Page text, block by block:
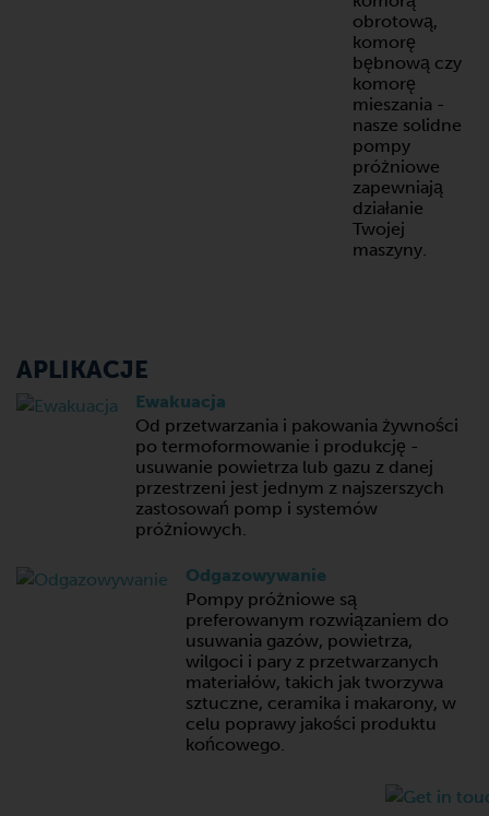
obrotową,
komorę
bębnową czy
komorę
mieszania -
nasze solidne
pompy
próżniowe
zapewniają
działanie
Twojej
maszyny.
APLIKACJE
Ewakuacja
Od przetwarzania i pakowania żywności
po termoformowanie i produkcję -
usuwanie powietrza lub gazu z danej
przestrzeni jest jednym z najszerszych
zastosowań pomp i systemów
próżniowych.
Odgazowywanie
Pompy próżniowe są
preferowanym rozwiązaniem do
usuwania gazów, powietrza,
wilgoci i pary z przetwarzanych
materiałów, takich jak tworzywa
sztuczne, ceramika i makarony, w
celu poprawy jakości produktu
końcowego.